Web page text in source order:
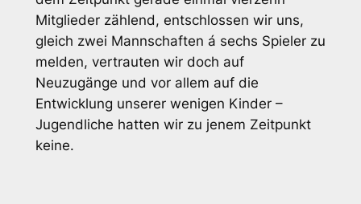
Mitglieder zählend, entschlossen wir uns,
gleich zwei Mannschaften á sechs Spieler zu
melden, vertrauten wir doch auf
Neuzugänge und vor allem auf die
Entwicklung unserer wenigen Kinder –
Jugendliche hatten wir zu jenem Zeitpunkt
keine.